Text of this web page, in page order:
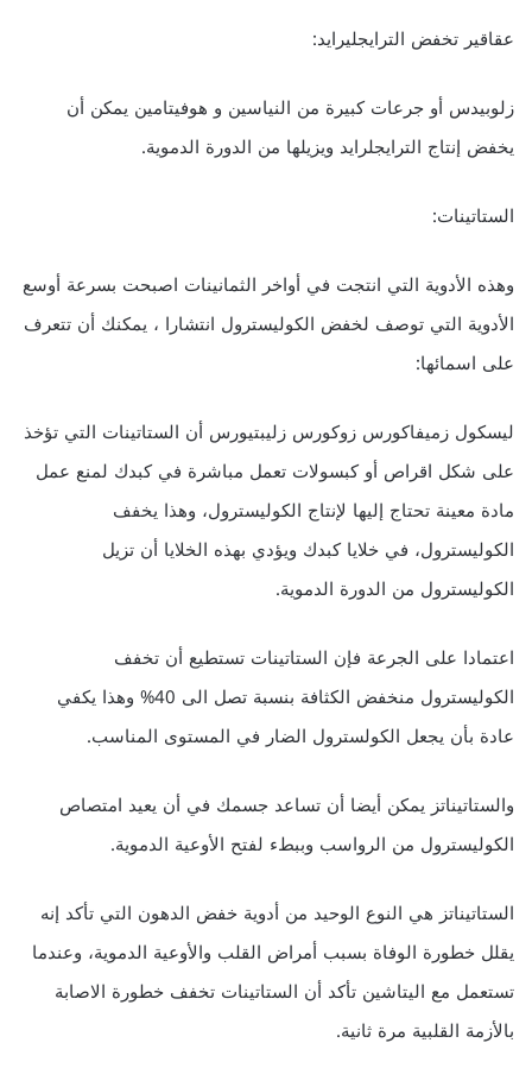
عقاقير تخفض الترايجليرايد:
زلوبيدس أو جرعات كبيرة من النياسين و هوفيتامين يمكن أن
يخفض إنتاج الترايجلرايد ويزيلها من الدورة الدموية.
الستاتينات:
وهذه الأدوية التي انتجت في أواخر الثمانينات اصبحت بسرعة أوسع
الأدوية التي توصف لخفض الكوليسترول انتشارا ، يمكنك أن تتعرف
على اسمائها:
ليسكول زميفاكورس زوكورس زليبتيورس أن الستاتينات التي تؤخذ
على شكل اقراص أو كبسولات تعمل مباشرة في كبدك لمنع عمل
مادة معينة تحتاج إليها لإنتاج الكوليسترول، وهذا يخفف
الكوليسترول، في خلايا كبدك ويؤدي بهذه الخلايا أن تزيل
الكوليسترول من الدورة الدموية.
اعتمادا على الجرعة فإن الستاتينات تستطيع أن تخفف
الكوليسترول منخفض الكثافة بنسبة تصل الى 40% وهذا يكفي
عادة بأن يجعل الكولسترول الضار في المستوى المناسب.
والستاتيناتز يمكن أيضا أن تساعد جسمك في أن يعيد امتصاص
الكوليسترول من الرواسب وببطء لفتح الأوعية الدموية.
الستاتيناتز هي النوع الوحيد من أدوية خفض الدهون التي تأكد إنه
يقلل خطورة الوفاة بسبب أمراض القلب والأوعية الدموية، وعندما
تستعمل مع اليتاشين تأكد أن الستاتينات تخفف خطورة الاصابة
بالأزمة القلبية مرة ثانية.